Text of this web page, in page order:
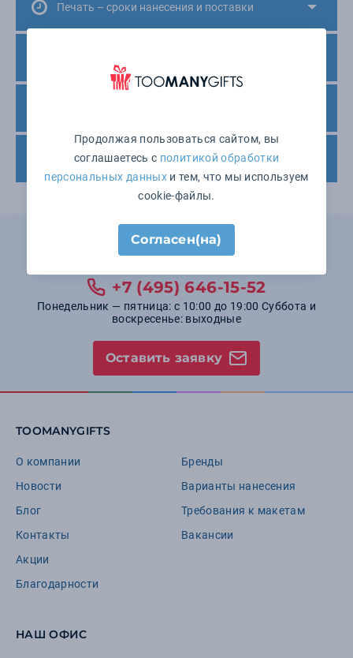
Печать – сроки нанесения и поставки
Доставка товара
Не нашли подходящего товара?
Мы поможем выбрать!
+7 (495) 646-15-52
Понедельник — пятница: с 10:00 до 19:00 Суббота и
воскресенье: выходные
Оставить заявку
TOOMANYGIFTS
О компании
Новости
Блог
Контакты
Акции
Благодарности
Бренды
Варианты нанесения
Требования к макетам
Вакансии
НАШ ОФИС
Продолжая пользоваться сайтом, вы
соглашаетесь с политикой обработки
персональных данныхи тем, что мы используем
cookie-файлы.
Согласен(на)